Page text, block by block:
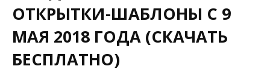
ОТКРЫТКИ-ШАБЛОНЫ С 9
МАЯ 2018 ГОДА (СКАЧАТЬ
БЕСПЛАТНО)